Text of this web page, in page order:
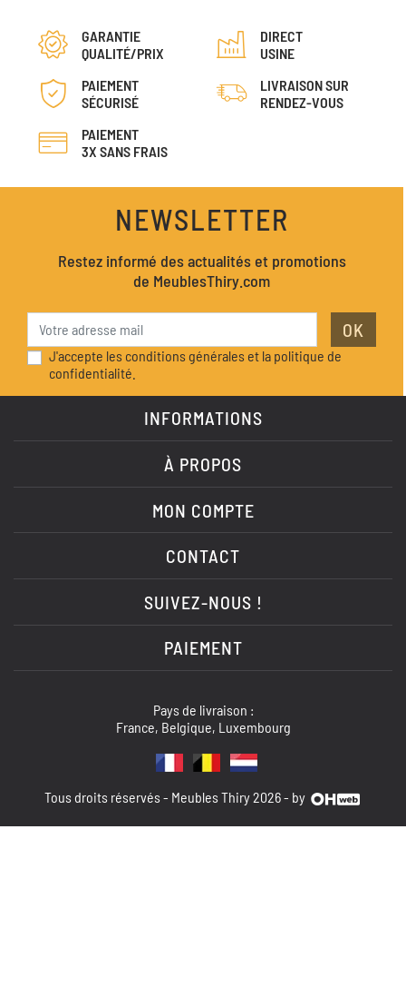
GARANTIE
QUALITÉ/PRIX
DIRECT
USINE
PAIEMENT
SÉCURISÉ
LIVRAISON SUR
RENDEZ-VOUS
PAIEMENT
3X SANS FRAIS
NEWSLETTER
Restez informé des actualités et promotions
de MeublesThiry.com
OK
J'accepte les conditions générales et la politique de
confidentialité.
INFORMATIONS
À PROPOS
MON COMPTE
CONTACT
SUIVEZ-NOUS !
PAIEMENT
Pays de livraison :
France, Belgique, Luxembourg
Tous droits réservés - Meubles Thiry 2026 - by